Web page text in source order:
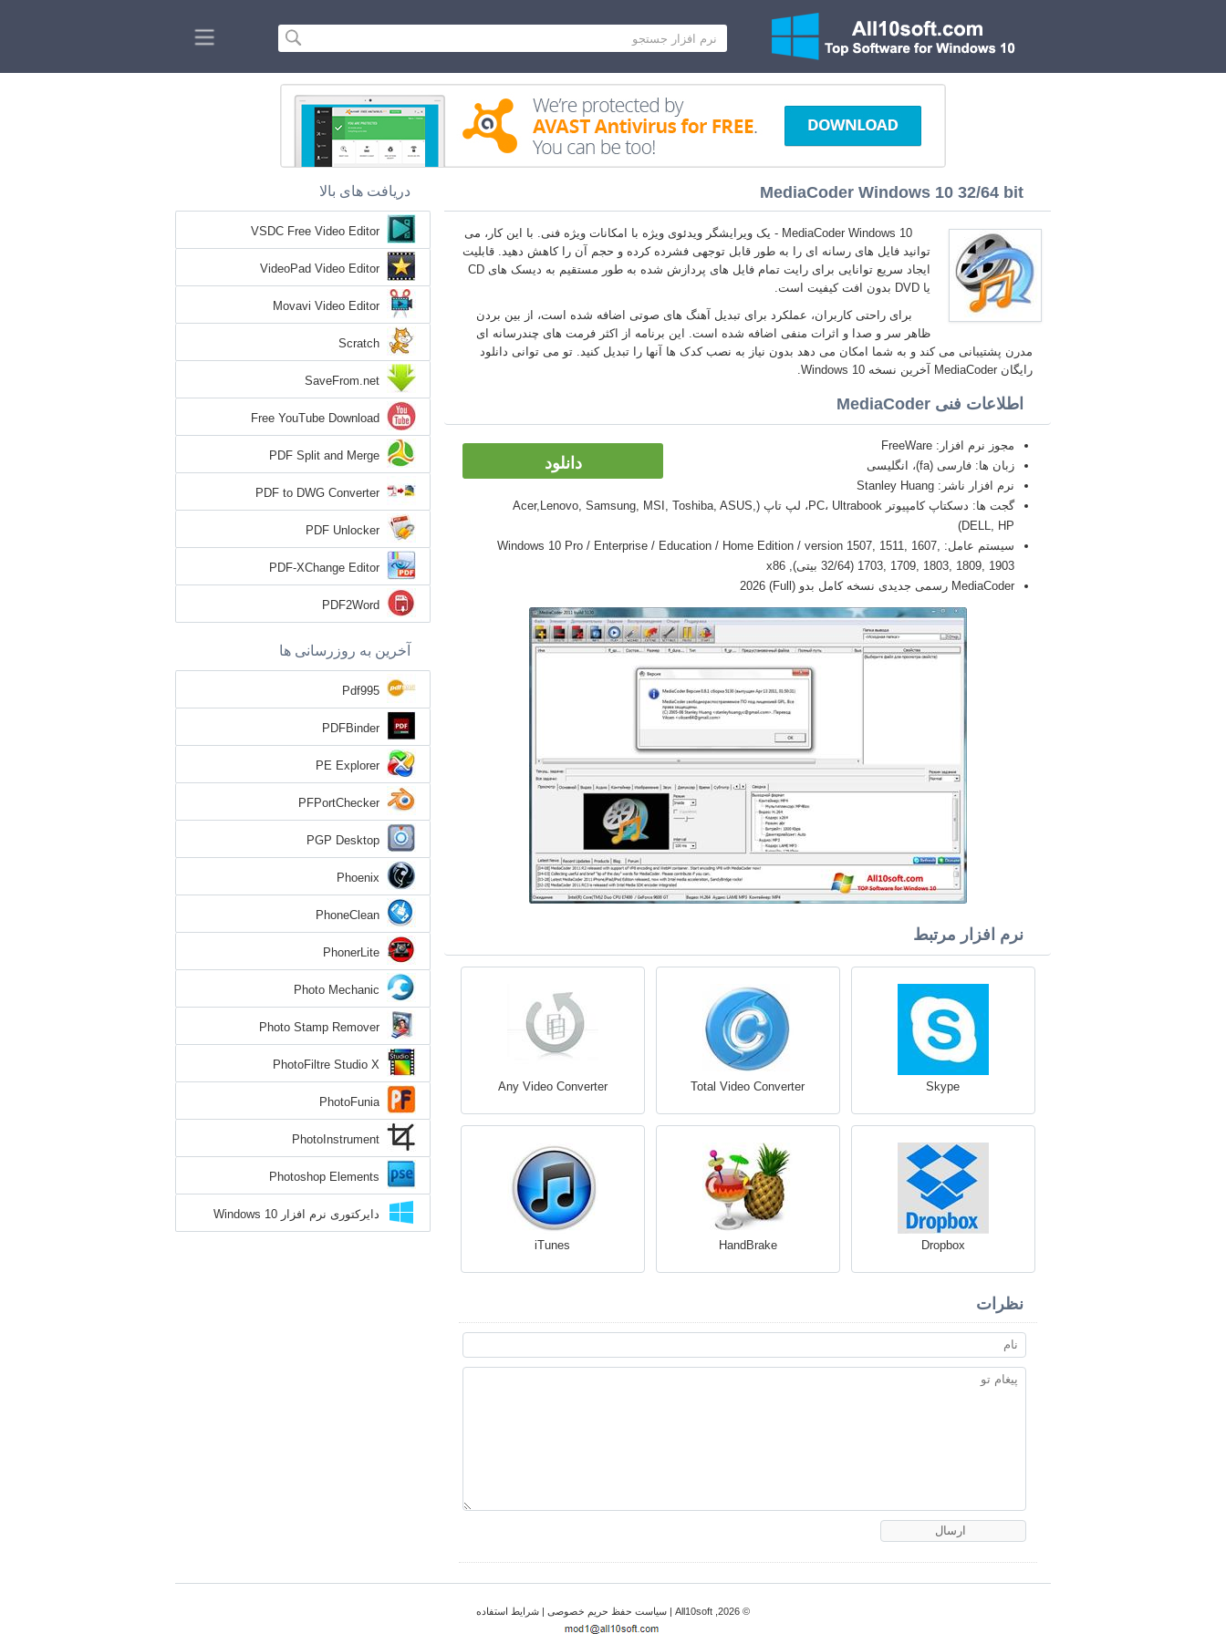
MediaCoder Windows 10 32/64 bit
MediaCoder Windows 10 - یک ویرایشگر ویدئوی ویژه با امکانات ویژه فنی. با این کار، می
توانید فایل های رسانه ای را به طور قابل توجهی فشرده کرده و حجم آن را کاهش دهید. قابلیت
ایجاد سریع توانایی برای رایت تمام فایل های پردازش شده به طور مستقیم به دیسک های CD
یا DVD بدون افت کیفیت است.
برای راحتی کاربران، عملکرد برای تبدیل آهنگ های صوتی اضافه شده است، از بین بردن
ظاهر سر و صدا و اثرات منفی اضافه شده است. این برنامه از اکثر فرمت های چندرسانه ای
مدرن پشتیبانی می کند و به شما امکان می دهد بدون نیاز به نصب کدک ها آنها را تبدیل کنید. تو می توانی دانلود
رایگان MediaCoder آخرین نسخه Windows 10.
اطلاعات فنی MediaCoder
دانلود
مجوز نرم افزار: FreeWare
زبان ها: فارسی (fa)، انگلیسی
نرم افزار ناشر: Stanley Huang
گجت ها: دسکتاپ کامپیوتر PC، Ultrabook، لپ تاپ (Acer,Lenovo, Samsung, MSI, Toshiba, ASUS,
DELL, HP)
سیستم عامل: Windows 10 Pro / Enterprise / Education / Home Edition / version 1507, 1511, 1607,
1703, 1709, 1803, 1809, 1903 (32/64 بیتی), x86
MediaCoder رسمی جدیدی نسخه کامل بدو (Full) 2026
نرم افزار مرتبط
Skype
Total Video Converter
Any Video Converter
Dropbox
HandBrake
iTunes
نظرات
دریافت های بالا
VSDC Free Video Editor
VideoPad Video Editor
Movavi Video Editor
Scratch
SaveFrom.net
Free YouTube Download
PDF Split and Merge
PDF to DWG Converter
PDF Unlocker
PDF-XChange Editor
PDF2Word
آخرین به روزرسانی ها
Pdf995
PDFBinder
PE Explorer
PFPortChecker
PGP Desktop
Phoenix
PhoneClean
PhonerLite
Photo Mechanic
Photo Stamp Remover
PhotoFiltre Studio X
PhotoFunia
PhotoInstrument
Photoshop Elements
دایرکتوری نرم افزار Windows 10
© 2026, All10soft | سیاست حفظ حریم خصوصی | شرایط استفاده